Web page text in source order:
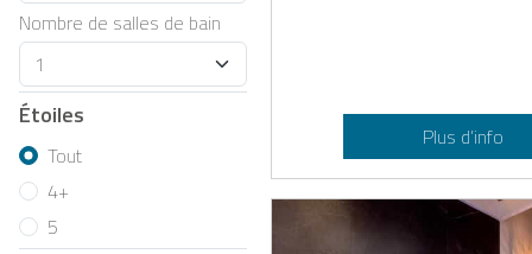
Nombre de salles de bain
Étoiles
Tout
4+
5
Plus d’info